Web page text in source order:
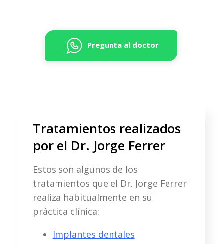
Pregunta al doctor
Tratamientos realizados
por el Dr. Jorge Ferrer
Estos son algunos de los
tratamientos que el Dr. Jorge Ferrer
realiza habitualmente en su
práctica clínica:
Implantes dentales